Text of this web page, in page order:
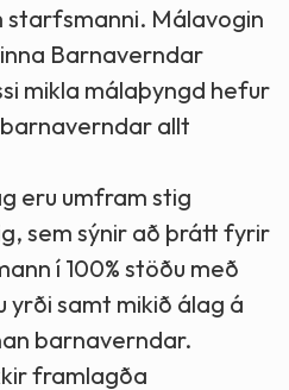
starfsmanni. Málavogin
Barnaverndar
mikla málaþyngd hefur
allt
eru umfram stig
sem sýnir að þrátt fyrir
í 100% stöðu með
yrði samt mikið álag á
barnaverndar.
framlagða